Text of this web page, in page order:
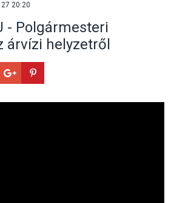
20:20
- Polgármesteri
árvízi helyzetről